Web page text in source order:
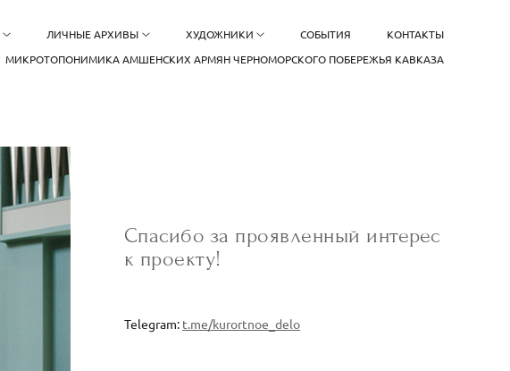
ЛИЧНЫЕ АРХИВЫ ХУДОЖНИКИ СОБЫТИЯ
КОНТАКТЫ
МИКРОТОПОНИМИКА АМШЕНСКИХ АРМЯН ЧЕРНОМОРСКОГО ПОБЕРЕЖЬЯ КАВКАЗА
Спасибо за проявленный интерес
к проекту!
Telegram: t.me/kurortnoe_delo